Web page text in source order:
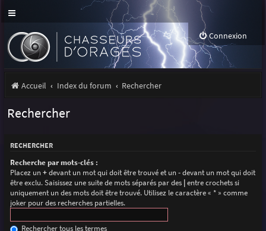
Connexion
Accueil Index du forum Rechercher
Rechercher
RECHERCHER
Recherche par mots-clés :
Placez un+devant un mot qui doit être trouvé et un-devant un mot qui doit
être exclu. Saisissez une suite de mots séparés par des |entre crochets si
uniquement un des mots doit être trouvé. Utilisez le caractère « * » comme
joker pour des recherches partielles.
Rechercher tous les termes